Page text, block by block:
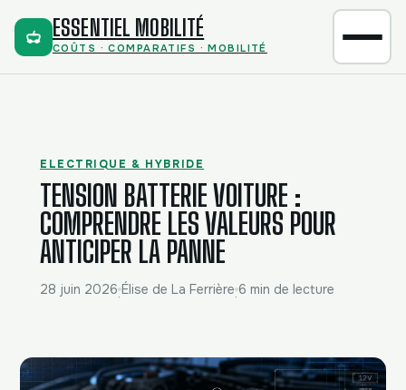
ESSENTIEL MOBILITÉ
COÛTS · COMPARATIFS · MOBILITÉ
ELECTRIQUE & HYBRIDE
TENSION BATTERIE VOITURE :
COMPRENDRE LES VALEURS POUR
ANTICIPER LA PANNE
28 juin 2026·Élise de La Ferrière·6 min de lecture